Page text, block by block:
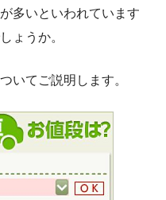
多いといわれています
ょうか。
いてご説明します。